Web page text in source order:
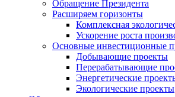
Обращение Президента
Расширяем горизонты
Комплексная
Ускорение роста
Основные инвестиционные
Добывающие проекты
Перерабатывающие
Энергетические
Экологические проекты